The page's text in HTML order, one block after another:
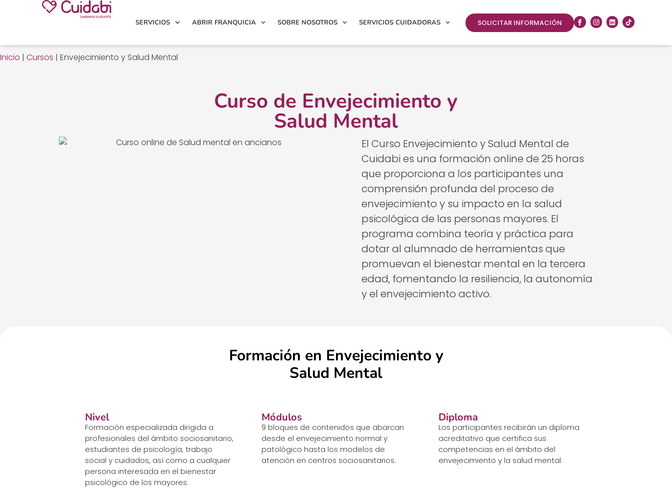
SERVICIOS ABRIR FRANQUICIA SOBRE NOSOTROS SERVICIOS CUIDADORAS SOLICITAR INFORMACIÓN
Inicio | Cursos | Envejecimiento y Salud Mental
Curso de Envejecimiento y
Salud Mental
El Curso Envejecimiento y Salud Mental de
Cuidabi es una formación online de 25 horas
que proporciona a los participantes una
comprensión profunda del proceso de
envejecimiento y su impacto en la salud
psicológica de las personas mayores. El
programa combina teoría y práctica para
dotar al alumnado de herramientas que
promuevan el bienestar mental en la tercera
edad, fomentando la resiliencia, la autonomía
y el envejecimiento activo.
Formación en Envejecimiento y
Salud Mental
Nivel
Formación especializada dirigida a
profesionales del ámbito sociosanitario,
estudiantes de psicología, trabajo
social y cuidados, así como a cualquier
persona interesada en el bienestar
psicológico de los mayores.
Módulos
9 bloques de contenidos que abarcan
desde el envejecimiento normal y
patológico hasta los modelos de
atención en centros sociosanitarios.
Diploma
Los participantes recibirán un diploma
acreditativo que certifica sus
competencias en el ámbito del
envejecimiento y la salud mental.